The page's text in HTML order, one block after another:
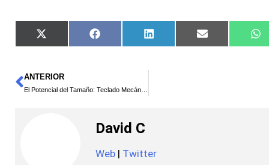
X
(Twitter)
Facebook LinkedIn Email
ANTERIOR
El Potencial del Tamaño: Teclado Mecánico Gaming Inalámbrico Acira 60% Mini Tri-mode
David C
Web| Twitter